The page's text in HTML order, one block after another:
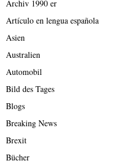
Archiv 1990 er
Artículo en lengua española
Asien
Australien
Automobil
Bild des Tages
Blogs
Breaking News
Brexit
Bücher